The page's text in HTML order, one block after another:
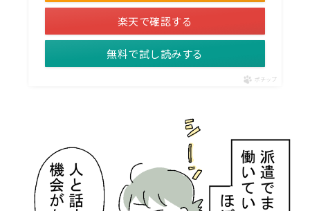
楽天で確認する
無料で試し読みする
ポチップ